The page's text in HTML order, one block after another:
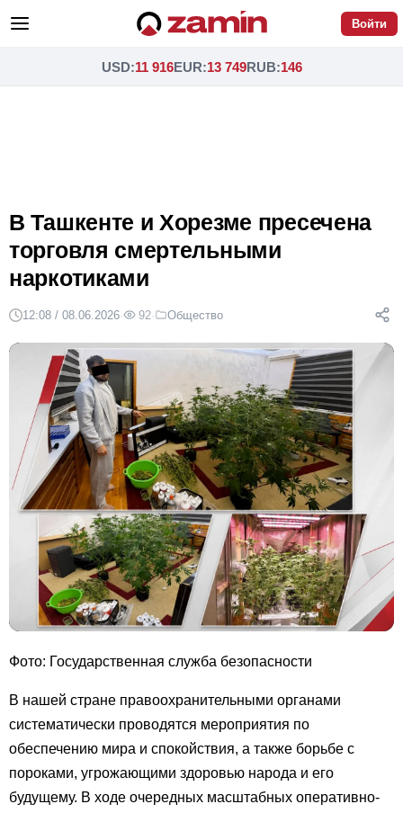
Войти
USD:11 916EUR:13 749RUB:146
В Ташкенте и Хорезме пресечена
торговля смертельными
наркотиками
12:08 / 08.06.2026· 92· Общество
Фото: Государственная служба безопасности
В нашей стране правоохранительными органами
систематически проводятся мероприятия по
обеспечению мира и спокойствия, а также борьбе с
пороками, угрожающими здоровью народа и его
будущему. В ходе очередных масштабных оперативно-